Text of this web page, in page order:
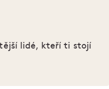
lidé, kteří ti stojí